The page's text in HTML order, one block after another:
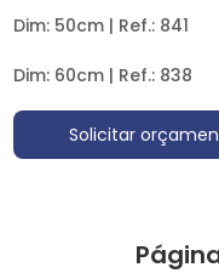
Dim: 50cm | Ref.: 841
Dim: 60cm | Ref.: 838
Solicitar